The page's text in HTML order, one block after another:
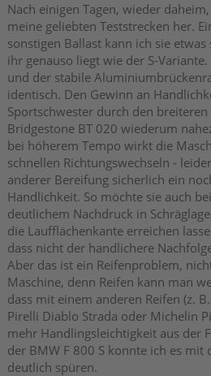
Nach einigen Tagen, wieder
meine geliebten Teststrecken her.
sonstigen Ballast kann ich sie
ihr genauso liegt wie der S-
und der stabile
identisch. Den Gewinn an
Sportschwester durch den
Bridgestone BT 020 wiederum
bei höherem Tempo wirkt die
schnellen Richtungswechseln -
anderer Bereifung sicherlich ein
Handlichkeit. So möchte sie auch
deutlichem Nachdruck in
die Laufflächenkante erreichen
dass nicht der handlichere
Aber das ist ein Reifenproblem,
Maschine, denn Reifen kann man
dass mit einem anderen Reifen (z.
Pirelli Diablo Strada oder Michelin
mehr Handlingsleichtigkeit aus der
der BMW F 800 S konnte ich es mit
deutlich spüren.